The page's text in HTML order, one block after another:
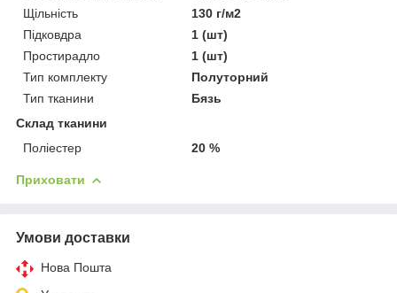
Щільність
130 г/м2
Підковдра
1 (шт)
Простирадло
1 (шт)
Тип комплекту
Полуторний
Тип тканини
Бязь
Склад тканини
Поліестер
20 %
Приховати
Умови доставки
Нова Пошта